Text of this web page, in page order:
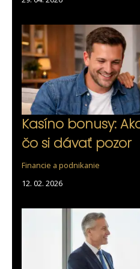
Kasíno bonusy:
čo si dávať pozor
Financie a podnikanie
12. 02. 2026